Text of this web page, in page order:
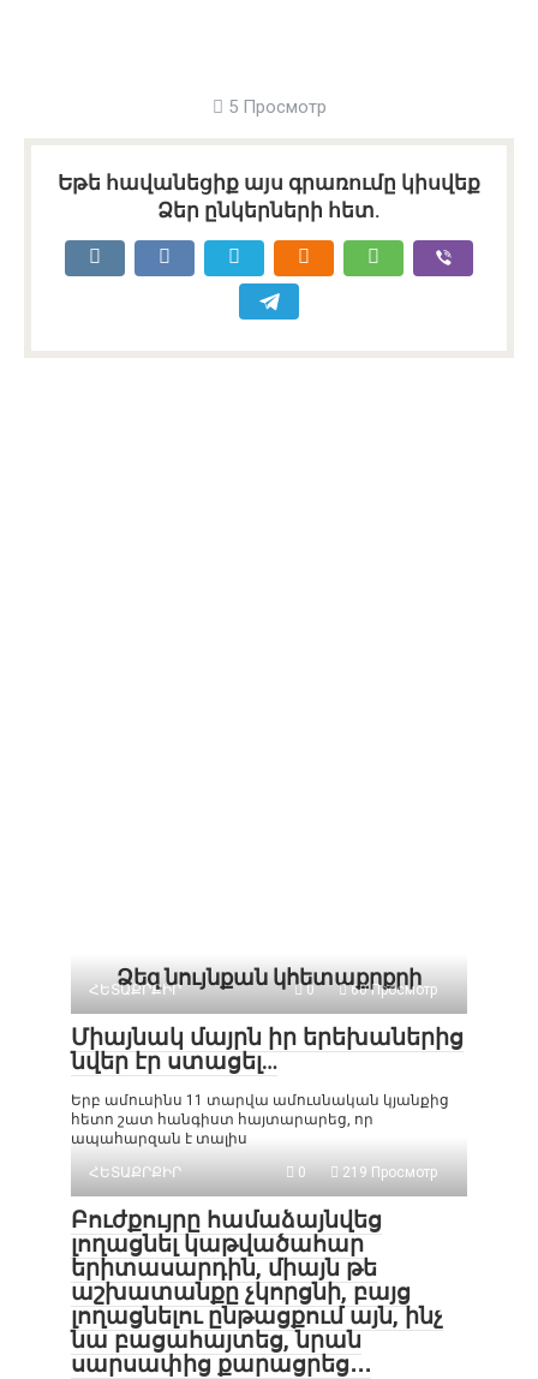
5 Просмотр
Եթե հավանեցիք այս գրառումը կիսվեք
Ձեր ընկերների հետ.
Ձեզ նույնքան կհետաքրքրի
ՀԵՏԱՔՐՔԻՐ 0 60 Просмотр
Միայնակ մայրն իր երեխաներից
նվեր էր ստացել…
Երբ ամուսինս 11 տարվա ամուսնական կյանքից
հետո շատ հանգիստ հայտարարեց, որ
ապահարզան է տալիս
ՀԵՏԱՔՐՔԻՐ
0 219 Просмотр
Բուժքույրը համաձայնվեց
լողացնել կաթվածահար
երիտասարդին, միայն թե
աշխատանքը չկորցնի, բայց
լողացնելու ընթացքում այն, ինչ
նա բացահայտեց, նրան
սարսափից քարացրեց․․․